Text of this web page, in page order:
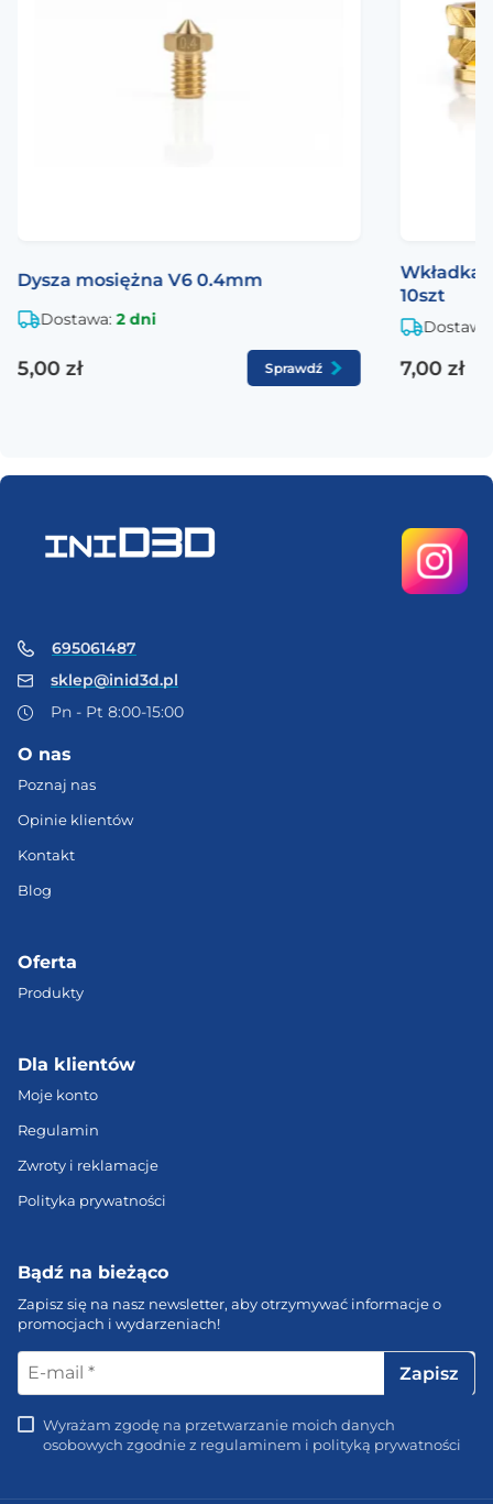
Dysza mosiężna V6 0.4mm
Dostawa:2 dni
5,00 zł Sprawdź
Wkładka
10szt
7,00 zł
695061487
sklep@inid3d.pl
Pn - Pt 8:00-15:00
O nas
Poznaj nas
Opinie klientów
Kontakt
Blog
Oferta
Produkty
Dla klientów
Moje konto
Regulamin
Zwroty i reklamacje
Polityka prywatności
Bądź na bieżąco
Zapisz się na nasz newsletter, aby otrzymywać informacje o
promocjach i wydarzeniach!
E-
mail
Wyrażam zgodę na przetwarzanie moich danych
osobowych zgodnie z regulaminem i polityką prywatności